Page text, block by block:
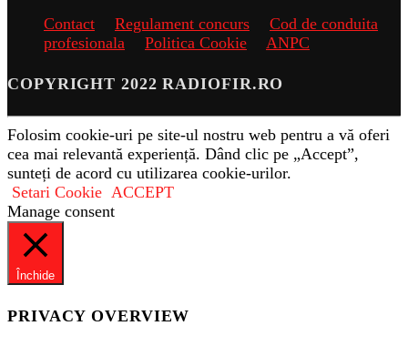
Contact Regulament concurs
Cod de conduita
profesionala
Politica Cookie ANPC
COPYRIGHT 2022 RADIOFIR.RO
Folosim cookie-uri pe site-ul nostru web pentru a vă oferi
cea mai relevantă experiență. Dând clic pe „Accept”,
sunteți de acord cu utilizarea cookie-urilor.
Setari Cookie ACCEPT
Manage consent
Închide
PRIVACY OVERVIEW